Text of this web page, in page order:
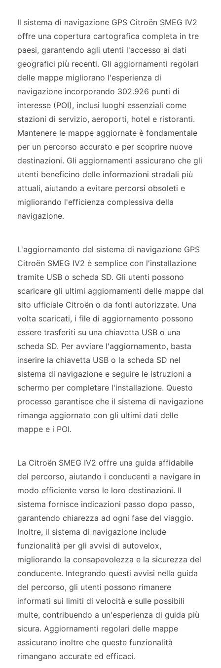
Il sistema di navigazione GPS Citroën SMEG IV2
offre una copertura cartografica completa in tre
paesi, garantendo agli utenti l'accesso ai dati
geografici più recenti. Gli aggiornamenti regolari
delle mappe migliorano l'esperienza di
navigazione incorporando 302.926 punti di
interesse (POI), inclusi luoghi essenziali come
stazioni di servizio, aeroporti, hotel e ristoranti.
Mantenere le mappe aggiornate è fondamentale
per un percorso accurato e per scoprire nuove
destinazioni. Gli aggiornamenti assicurano che gli
utenti beneficino delle informazioni stradali più
attuali, aiutando a evitare percorsi obsoleti e
migliorando l'efficienza complessiva della
navigazione.
L'aggiornamento del sistema di navigazione GPS
Citroën SMEG IV2 è semplice con l'installazione
tramite USB o scheda SD. Gli utenti possono
scaricare gli ultimi aggiornamenti delle mappe dal
sito ufficiale Citroën o da fonti autorizzate. Una
volta scaricati, i file di aggiornamento possono
essere trasferiti su una chiavetta USB o una
scheda SD. Per avviare l'aggiornamento, basta
inserire la chiavetta USB o la scheda SD nel
sistema di navigazione e seguire le istruzioni a
schermo per completare l'installazione. Questo
processo garantisce che il sistema di navigazione
rimanga aggiornato con gli ultimi dati delle
mappe e i POI.
La Citroën SMEG IV2 offre una guida affidabile
del percorso, aiutando i conducenti a navigare in
modo efficiente verso le loro destinazioni. Il
sistema fornisce indicazioni passo dopo passo,
garantendo chiarezza ad ogni fase del viaggio.
Inoltre, il sistema di navigazione include
funzionalità per gli avvisi di autovelox,
migliorando la consapevolezza e la sicurezza del
conducente. Integrando questi avvisi nella guida
del percorso, gli utenti possono rimanere
informati sui limiti di velocità e sulle possibili
multe, contribuendo a un'esperienza di guida più
sicura. Aggiornamenti regolari delle mappe
assicurano inoltre che queste funzionalità
rimangano accurate ed efficaci.